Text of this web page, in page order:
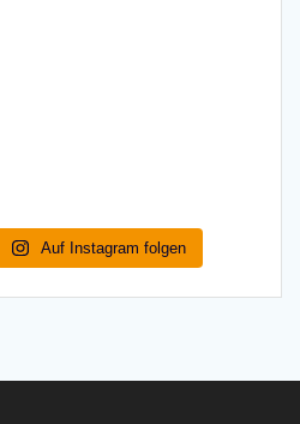
Auf Instagram folgen